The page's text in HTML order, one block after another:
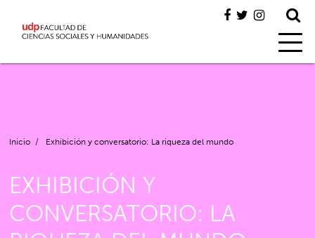
Inicio / Exhibición y conversatorio: La riqueza del mundo
EXHIBICIÓN Y
CONVERSATORIO: LA